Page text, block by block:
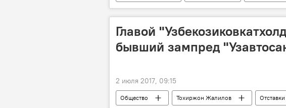
Главой
бывший зампред
2 июля 2017, 09:15
Общество Тохиржон Жалилов